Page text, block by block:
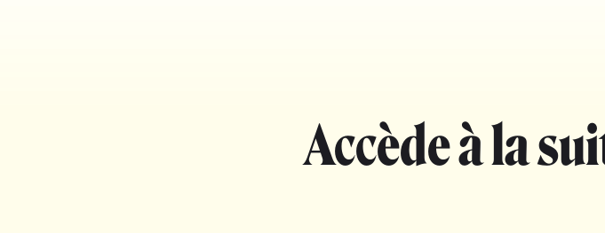
Accède à la